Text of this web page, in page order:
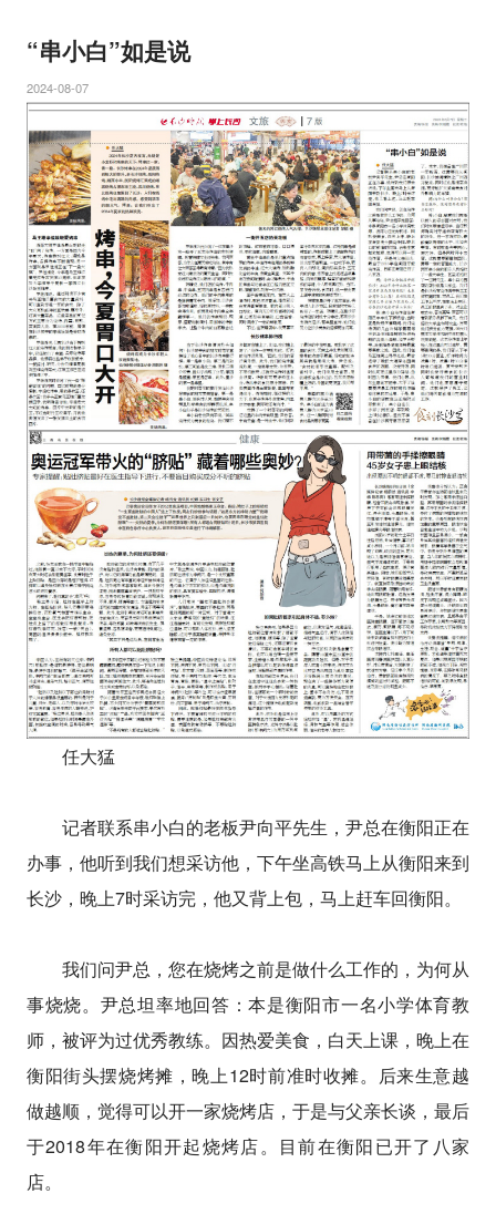
“串小白”如是说
2024-08-07
任大猛
记者联系串小白的老板尹向平先生，尹总在衡阳正在
办事，他听到我们想采访他，下午坐高铁马上从衡阳来到
长沙，晚上7时采访完，他又背上包，马上赶车回衡阳。
我们问尹总，您在烧烤之前是做什么工作的，为何从
事烧烧。尹总坦率地回答：本是衡阳市一名小学体育教
师，被评为过优秀教练。因热爱美食，白天上课，晚上在
衡阳街头摆烧烤摊，晚上12时前准时收摊。后来生意越
做越顺，觉得可以开一家烧烤店，于是与父亲长谈，最后
于2018年在衡阳开起烧烤店。目前在衡阳已开了八家
店。